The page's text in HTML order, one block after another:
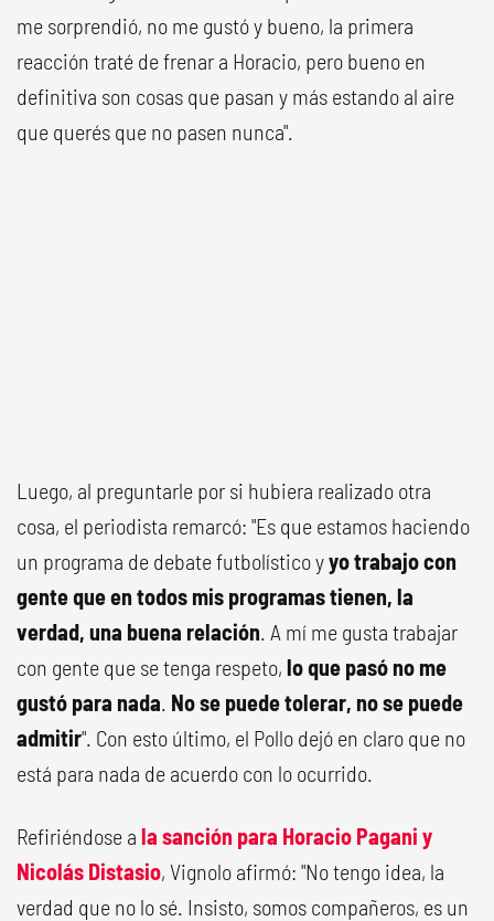
me sorprendió, no me gustó y bueno, la primera
reacción traté de frenar a Horacio, pero bueno en
definitiva son cosas que pasan y más estando al aire
que querés que no pasen nunca".
Luego, al preguntarle por si hubiera realizado otra
cosa, el periodista remarcó: "Es que estamos haciendo
un programa de debate futbolístico yyo trabajo con
gente que en todos mis programas tienen, la
verdad, una buena relación. A mí me gusta trabajar
con gente que se tenga respeto, lo que pasó no me
gustó para nada. No se puede tolerar, no se puede
admitir". Con esto último, el Pollo dejó en claro que no
está para nada de acuerdo con lo ocurrido.
Refiriéndose a la sanción para Horacio Pagani y
Nicolás Distasio, Vignolo afirmó: "No tengo idea, la
verdad que no lo sé. Insisto, somos compañeros, es un